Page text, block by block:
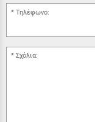
Τηλέφωνο:
Σχόλια: